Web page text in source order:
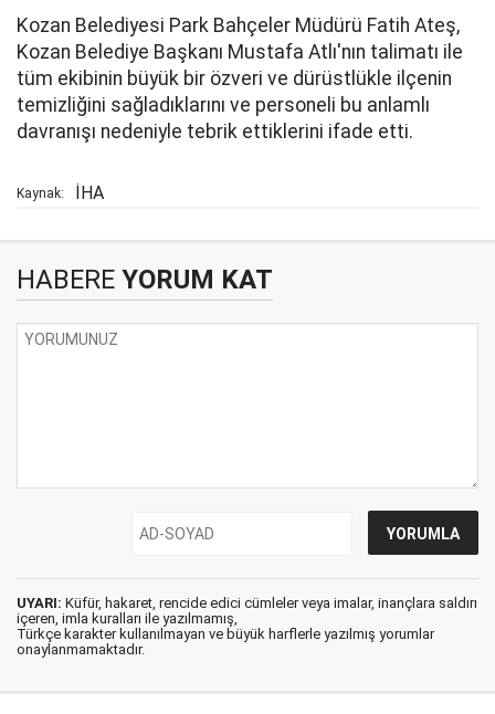
Kozan Belediyesi Park Bahçeler Müdürü Fatih Ateş,
Kozan Belediye Başkanı Mustafa Atlı'nın talimatı ile
tüm ekibinin büyük bir özveri ve dürüstlükle ilçenin
temizliğini sağladıklarını ve personeli bu anlamlı
davranışı nedeniyle tebrik ettiklerini ifade etti.
Kaynak: İHA
HABERE YORUM KAT
UYARI: Küfür, hakaret, rencide edici cümleler veya imalar, inançlara saldırı
içeren, imla kuralları ile yazılmamış,
Türkçe karakter kullanılmayan ve büyük harflerle yazılmış yorumlar
onaylanmamaktadır.